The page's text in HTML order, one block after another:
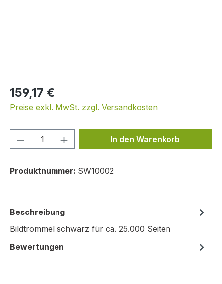
Regulärer Preis:
159,17 €
Preise exkl. MwSt. zzgl. Versandkosten
Produkt Anzahl: Gib denIn den Warenkorb
Produktnummer: SW10002
Beschreibung
Bildtrommel schwarz für ca. 25.000 Seiten
Bewertungen